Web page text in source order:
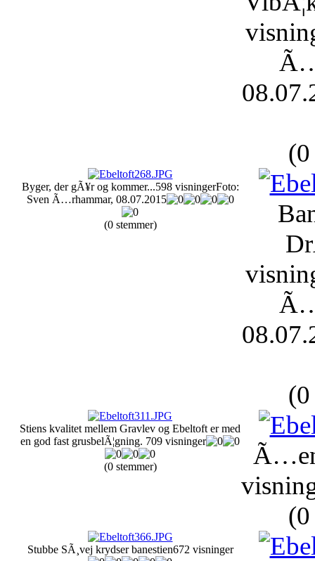
Byger, der gÃ¥r og kommer...598 visningerFoto:
Sven Ã…rhammar, 08.07.2015
(0 stemmer)
Stiens kvalitet mellem Gravlev og Ebeltoft er med
en god fast grusbelÃ¦gning. 709 visninger
(0 stemmer)
Stubbe SÃ¸vej krydser banestien672 visninger